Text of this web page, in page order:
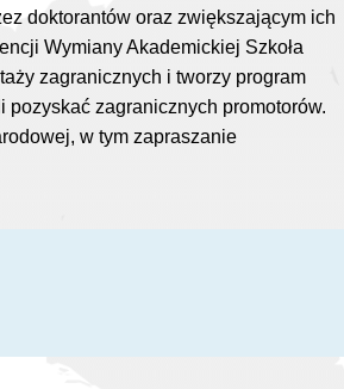
doktorantów oraz zwiększającym ich
Wymiany Akademickiej Szkoła
zagranicznych i tworzy program
pozyskać zagranicznych promotorów.
w tym zapraszanie